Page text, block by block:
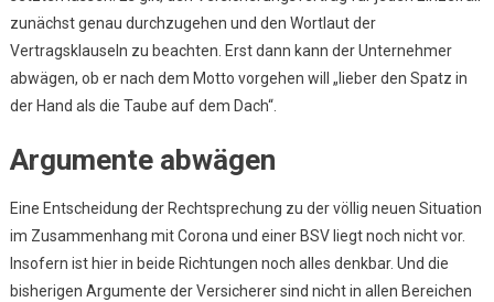
zunächst genau durchzugehen und den Wortlaut der
Vertragsklauseln zu beachten. Erst dann kann der Unternehmer
abwägen, ob er nach dem Motto vorgehen will „lieber den Spatz in
der Hand als die Taube auf dem Dach“.
Argumente abwägen
Eine Entscheidung der Rechtsprechung zu der völlig neuen Situation
im Zusammenhang mit Corona und einer BSV liegt noch nicht vor.
Insofern ist hier in beide Richtungen noch alles denkbar. Und die
bisherigen Argumente der Versicherer sind nicht in allen Bereichen